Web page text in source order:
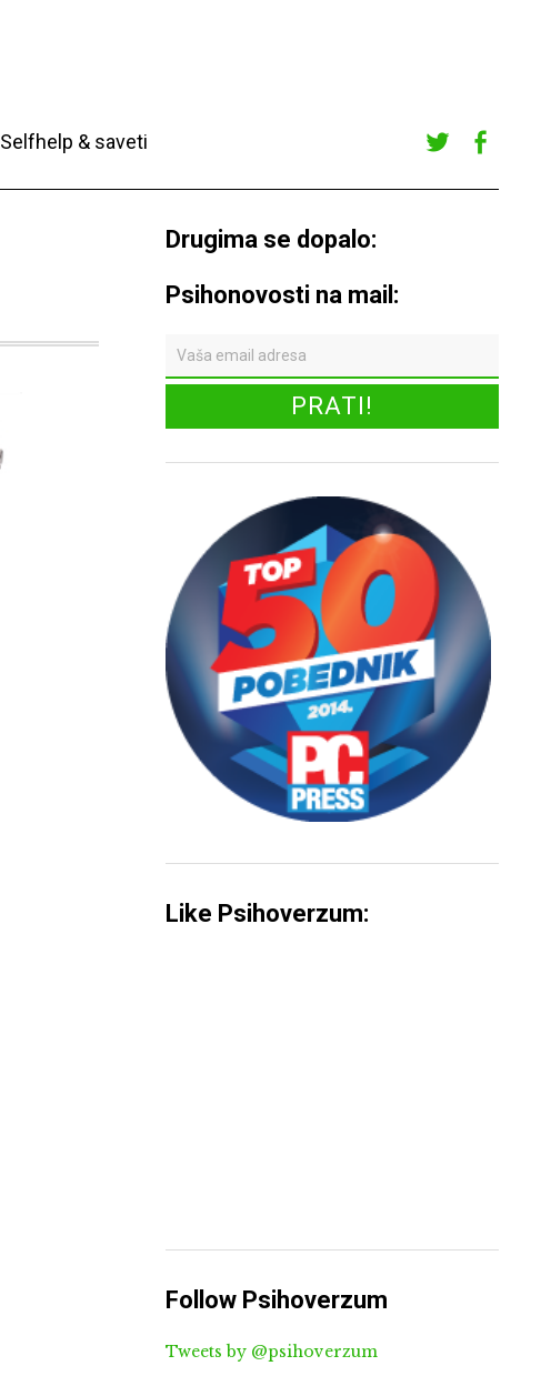
Selfhelp & saveti
r
ook
Drugima se dopalo:
Psihonovosti na mail:
Like Psihoverzum:
Follow Psihoverzum
Tweets by @psihoverzum